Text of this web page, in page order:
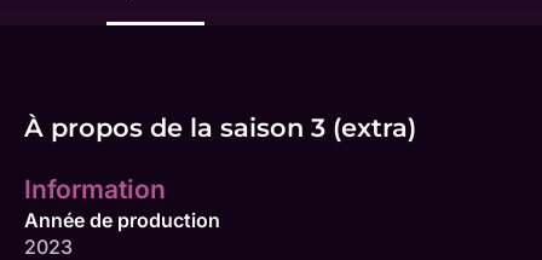
À propos de la saison 3 (extra)
Information
Année de production
2023